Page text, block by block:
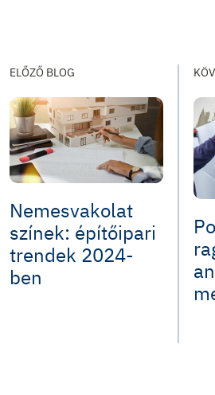
ELŐZŐ BLOG
Nemesvakolat
színek: építőipari
trendek 2024-
ben